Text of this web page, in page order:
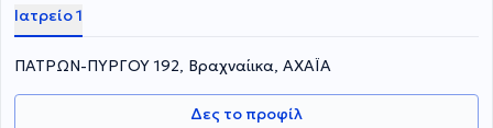
Ιατρείο 1
ΠΑΤΡΩΝ-ΠΥΡΓΟΥ 192, Βραχναίικα, ΑΧΑΪΑ
Δες το προφίλ